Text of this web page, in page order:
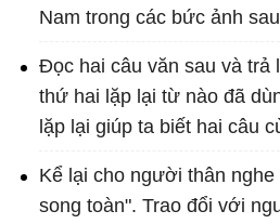
Nam trong các bức ảnh
Đọc hai câu văn sau và trả
thứ hai lặp lại từ nào đã
lặp lại giúp ta biết hai câu
Kể lại cho người thân
song toàn". Trao đổi với